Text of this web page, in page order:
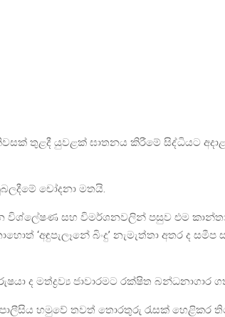
නිවසක් තුළදී යුවළක් ඝාතනය කිරීමේ සිද්ධියට
චෝදනා මතයි.
විශ්ලේෂණ සහ විමර්ශනවලින් පසුව එම
‘අඳුපැලෑනේ බිංදු’ නැමැත්තා අතර ද
ද මත්ද්‍රව්‍ය ජාවාරමට රක්ෂිත බන්ධනාගාර
හමුවේ තවත් තොරතුරු රැසක් හෙළිකර